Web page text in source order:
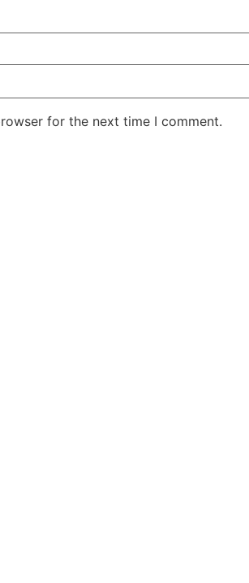
for the next time I comment.